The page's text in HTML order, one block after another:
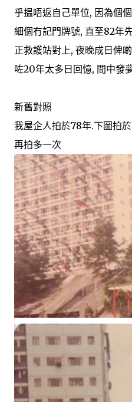
乎揾唔返自己單位, 因為個
細個冇記門牌號, 直至82年
正救護站對上, 夜晚成日俾
咗20年太多日回憶, 間中發
新舊對照
我屋企人拍於78年.下圖拍
再拍多一次